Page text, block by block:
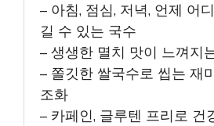
– 아침, 점심, 저녁, 언제 어
길 수 있는 국수
– 생생한 멸치 맛이 느껴지
– 쫄깃한 쌀국수로 씹는 재
조화
– 카페인, 글루텐 프리로 건